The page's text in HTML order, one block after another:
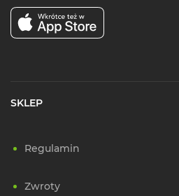
SKLEP
Regulamin
Zwroty